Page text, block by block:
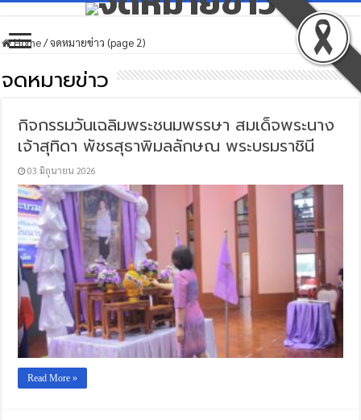
Home/จดหมายข่าว (page 2)
จดหมายข่าว
กิจกรรมวันเฉลิมพระชนมพรรษา สมเด็จพระนาง
เจ้าสุทิดา พัชรสุธาพิมลลักษณ พระบรมราชินี
03 มิถุนายน 2026
Read More »